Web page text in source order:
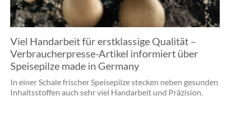
Viel Handarbeit für erstklassige Qualität –
Verbraucherpresse-Artikel informiert über
Speisepilze made in Germany
In einer Schale frischer Speisepilze stecken neben gesunden
Inhaltsstoffen auch sehr viel Handarbeit und Präzision.